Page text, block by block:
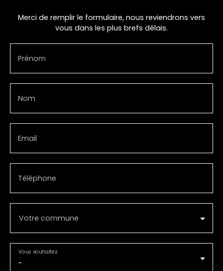
Merci de remplir le formulaire, nous reviendrons vers
vous dans les plus brefs délais.
Prénom
Nom
Email
Téléphone
Votre commune
-
Vous souhaitez